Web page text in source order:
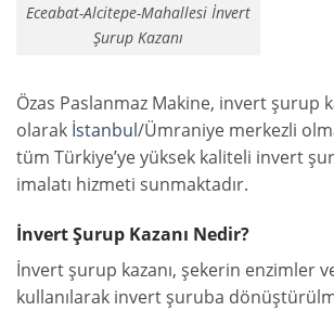
Eceabat-Alcitepe-Mahallesi İnvert
Şurup Kazanı
Özas Paslanmaz Makine, invert şurup
olarak İstanbul/Ümraniye merkezli
tüm Türkiye’ye yüksek kaliteli invert
imalatı hizmeti sunmaktadır.
İnvert Şurup Kazanı Nedir?
İnvert şurup kazanı, şekerin enzimler
kullanılarak invert şuruba